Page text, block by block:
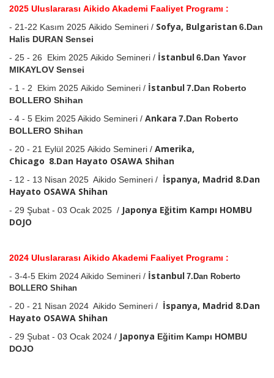
2025 Uluslararası Aikido Akademi Faaliyet Programı :
- 21-22 Kasım 2025 Aikido Semineri / Sofya, Bulgaristan6.Dan
Halis DURAN Sensei
- 25 - 26 Ekim 2025 Aikido Semineri / İstanbul6.Dan Yavor
MIKAYLOV Sensei
- 1 - 2 Ekim 2025 Aikido Semineri / İstanbul7.Dan Roberto
BOLLERO Shihan
- 4 - 5 Ekim 2025 Aikido Semineri / Ankara 7.Dan Roberto
BOLLERO Shihan
- 20 - 21 Eylül 2025 Aikido Semineri / Amerika,
Chicago 8.Dan Hayato OSAWA Shihan
- 12 - 13 Nisan 2025 Aikido Semineri / İspanya, Madrid 8.Dan
Hayato OSAWA Shihan
- 29 Şubat - 03 Ocak 2025 / Japonya Eğitim Kampı HOMBU
DOJO
2024 Uluslararası Aikido Akademi Faaliyet Programı :
- 3-4-5 Ekim 2024 Aikido Semineri / İstanbul 7.Dan Roberto
BOLLERO Shihan
- 20 - 21 Nisan 2024 Aikido Semineri / İspanya, Madrid 8.Dan
Hayato OSAWA Shihan
- 29 Şubat - 03 Ocak 2024 / Japonya Eğitim Kampı HOMBU
DOJO